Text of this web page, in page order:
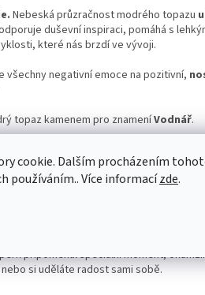
cookie. Dalším procházením
používáním.. Více informacízde.
Nebeská průzračnost modrého topazu
duševní inspiraci, pomáhá s
které nás brzdí ve vývoji.
všechny negativní emoce na pozitivní,
topaz kamenem pro znameníVodnář.
925/1000 a daný šperk neobsahuje nikl
EU je zakázány).
v krásné dárkové krabičce.
jak daný kámen působí.
připomenul speciální moment,
si uděláte radost sami sobě.